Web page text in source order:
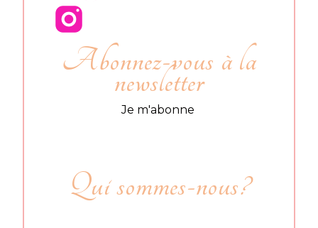
Abonnez-vous à la
newsletter
Je m'abonne
Qui sommes-nous?